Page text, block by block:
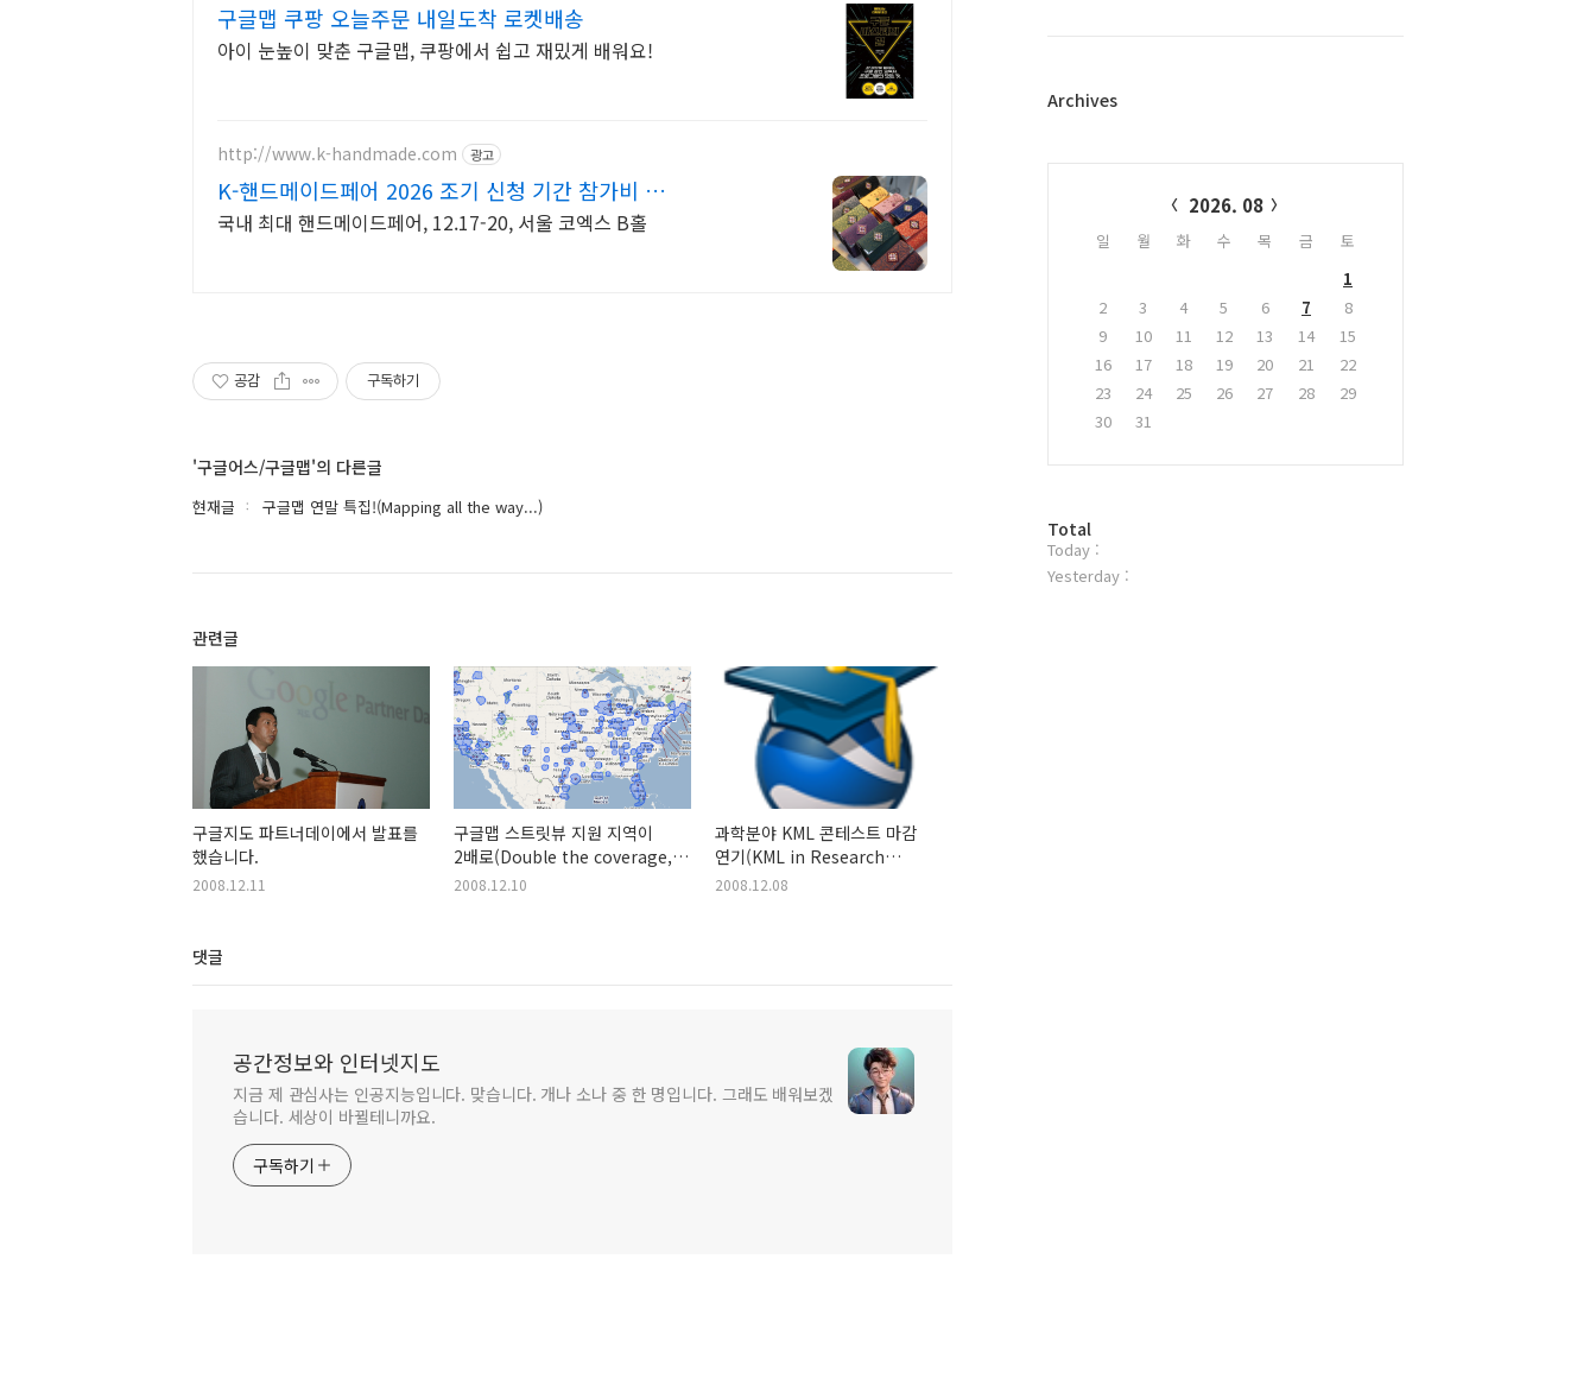
구글맵 쿠팡 오늘주문 내일도착 로켓배송
아이 눈높이 맞춘 구글맵, 쿠팡에서 쉽고 재밌게 배워요!
http://www.k-handmade.com 광고
K-핸드메이드페어 2026 조기 신청 기간 참가비 할
인
국내 최대 핸드메이드페어, 12.17-20, 서울 코엑스 B홀
공감 구독하기
'구글어스/구글맵'의 다른글
현재글 구글맵 연말 특집!(Mapping all the way...)
관련글
구글지도 파트너데이에서 발표를
했습니다.
2008.12.11
구글맵 스트릿뷰 지원 지역이
2배로(Double the coverage,
double the fun)
2008.12.10
과학분야 KML 콘테스트 마감
연기(KML in Research
contest extended!)
2008.12.08
댓글
공간정보와 인터넷지도
지금 제 관심사는 인공지능입니다. 맞습니다. 개나 소나 중 한 명입니다. 그래도 배워보겠
습니다. 세상이 바뀔테니까요.
구독하기
플
Archives
2026. 08
일 월 화 수 목 금
토
1
2
3 4 5 6 7
8
9
10 11 12 13 14
15
16
17 18 19 20 21
22
23
24 25 26 27 28
29
30
31
방
문
자
Total
Today :
Yesterday :